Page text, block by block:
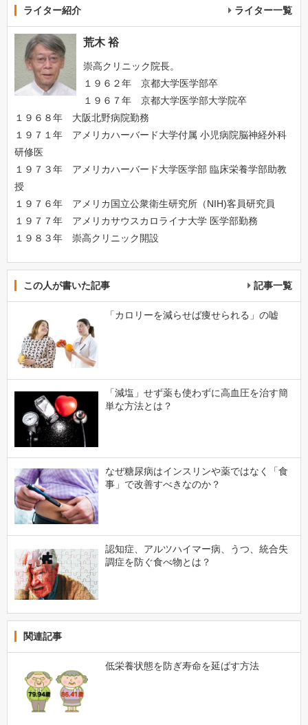
ライター紹介 ライター一覧
荒木 裕
崇高クリニック院長。
１９６２年 京都大学医学部卒
１９６７年 京都大学医学部大学院卒
１９６８年 大阪北野病院勤務
１９７１年 アメリカハーバード大学付属 小児病院脳神経外科
研修医
１９７３年 アメリカハーバード大学医学部 臨床栄養学部助教
授
１９７６年 アメリカ国立公衆衛生研究所（NIH)客員研究員
１９７７年 アメリカサウスカロライナ大学 医学部勤務
１９８３年 崇高クリニック開設
この人が書いた記事 記事一覧
「カロリーを減らせば痩せられる」の嘘
「減塩」せず薬も使わずに高血圧を治す簡
単な方法とは？
なぜ糖尿病はインスリンや薬ではなく「食
事」で改善すべきなのか？
認知症、アルツハイマー病、うつ、統合失
調症を防ぐ食べ物とは？
関連記事
低栄養状態を防ぎ寿命を延ばす方法